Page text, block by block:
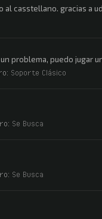
casstellano. gracias a
problema, puedo jugar
Soporte Clásico
Se Busca
Se Busca